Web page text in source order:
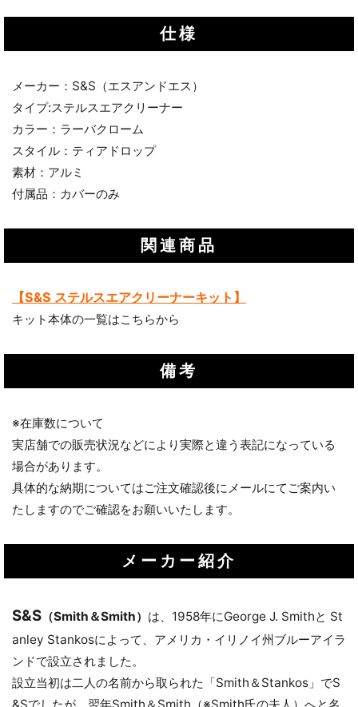
仕様
メーカー：S&S（エスアンドエス）
タイプ:ステルスエアクリーナー
カラー：ラーバクローム
スタイル：ティアドロップ
素材：アルミ
付属品：カバーのみ
関連商品
【S&S ステルスエアクリーナーキット】
キット本体の一覧はこちらから
備考
※在庫数について
実店舗での販売状況などにより実際と違う表記になっている
場合があります。
具体的な納期についてはご注文確認後にメールにてご案内い
たしますのでご確認をお願いいたします。
メーカー紹介
S&S （Smith＆Smith） は、1958年にGeorge J. Smithと St
anley Stankosによって、アメリカ・イリノイ州ブルーアイラ
ンドで設立されました。
設立当初は二人の名前から取られた「Smith＆Stankos」でS